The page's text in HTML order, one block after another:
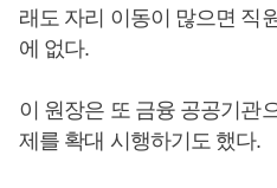
래도 자리 이동이 많으면 직
에 없다.
이 원장은 또 금융 공공기관
제를 확대 시행하기도 했다.